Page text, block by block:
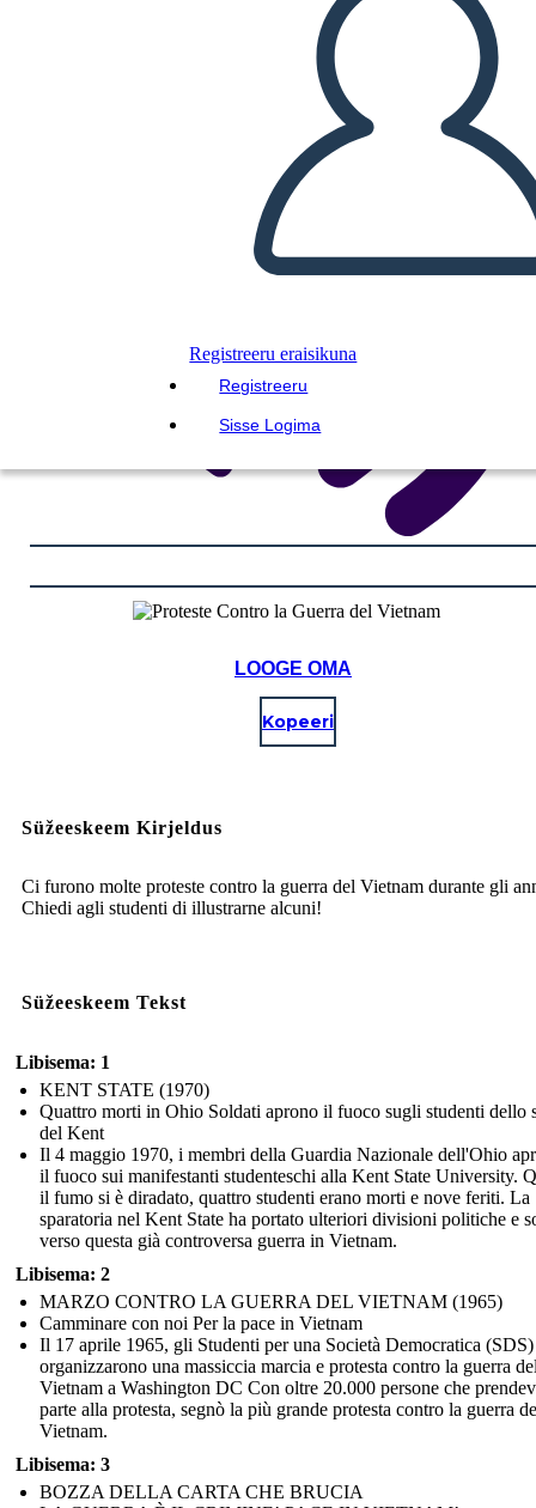
Registreeru eraisikuna
Registreeru
Sisse Logima
ESITA SLAIDIESITLUST
LOE MULLE
LOOGE OMA
Kopeeri
Süžeeskeem Kirjeldus
Ci furono molte proteste contro la guerra del Vietnam durante gli
Chiedi agli studenti di illustrarne alcuni!
Süžeeskeem Tekst
Libisema: 1
KENT STATE (1970)
Quattro morti in Ohio Soldati aprono il fuoco sugli studenti dello
del Kent
Il 4 maggio 1970, i membri della Guardia Nazionale dell'Ohio
il fuoco sui manifestanti studenteschi alla Kent State University.
il fumo si è diradato, quattro studenti erano morti e nove feriti. La
sparatoria nel Kent State ha portato ulteriori divisioni politiche e
verso questa già controversa guerra in Vietnam.
Libisema: 2
MARZO CONTRO LA GUERRA DEL VIETNAM (1965)
Camminare con noi Per la pace in Vietnam
Il 17 aprile 1965, gli Studenti per una Società Democratica (SDS)
organizzarono una massiccia marcia e protesta contro la guerra
Vietnam a Washington DC Con oltre 20.000 persone che
parte alla protesta, segnò la più grande protesta contro la guerra
Vietnam.
Libisema: 3
BOZZA DELLA CARTA CHE BRUCIA